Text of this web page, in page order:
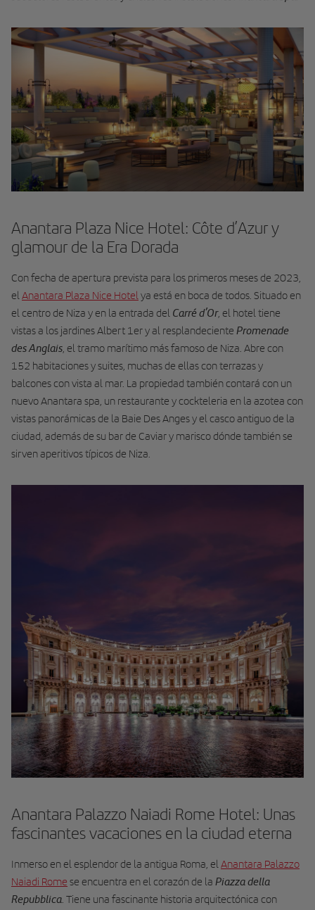
Anantara Plaza Nice Hotel: Côte d’Azur y
glamour de la Era Dorada
Con fecha de apertura prevista para los primeros meses de 2023,
elAnantara Plaza Nice Hotelya está en boca de todos. Situado en
el centro de Niza y en la entrada del Carré d’Or, el hotel tiene
vistas a los jardines Albert 1er y al resplandeciente Promenade
des Anglais, el tramo marítimo más famoso de Niza. Abre con
152 habitaciones y suites, muchas de ellas con terrazas y
balcones con vista al mar. La propiedad también contará con un
nuevo Anantara spa, un restaurante y cockteleria en la azotea con
vistas panorámicas de la Baie Des Anges y el casco antiguo de la
ciudad, además de su bar de Caviar y marisco dónde también se
sirven aperitivos típicos de Niza.
Anantara Palazzo Naiadi Rome Hotel: Unas
fascinantes vacaciones en la ciudad eterna
Inmerso en el esplendor de la antigua Roma, elAnantara Palazzo
Naiadi Rome se encuentra en el corazón de la Piazza della
Repubblica. Tiene una fascinante historia arquitectónica con